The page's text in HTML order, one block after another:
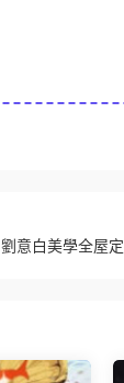
劉意白美學全屋